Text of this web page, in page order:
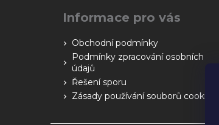
Informace pro vás
Obchodní podmínky
Podmínky zpracování osobních
údajů
Řešení sporu
Zásady používání souborů cookies